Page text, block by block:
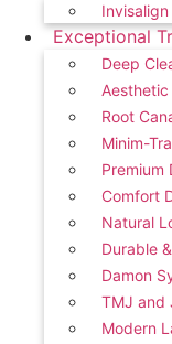
Exceptional
Deep
Root
Minim-
Premium
Comfort
Natural
Durable
Damon
TMJ and
Modern